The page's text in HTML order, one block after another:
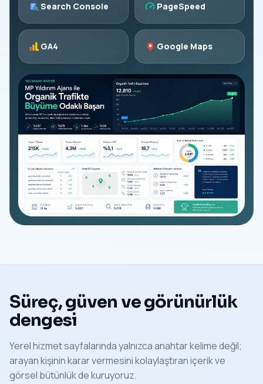
Search Console PageSpeed
GA4 Google Maps
Süreç, güven ve görünürlük
dengesi
Yerel hizmet sayfalarında yalnızca anahtar kelime değil;
arayan kişinin karar vermesini kolaylaştıran içerik ve
görsel bütünlük de kuruyoruz.